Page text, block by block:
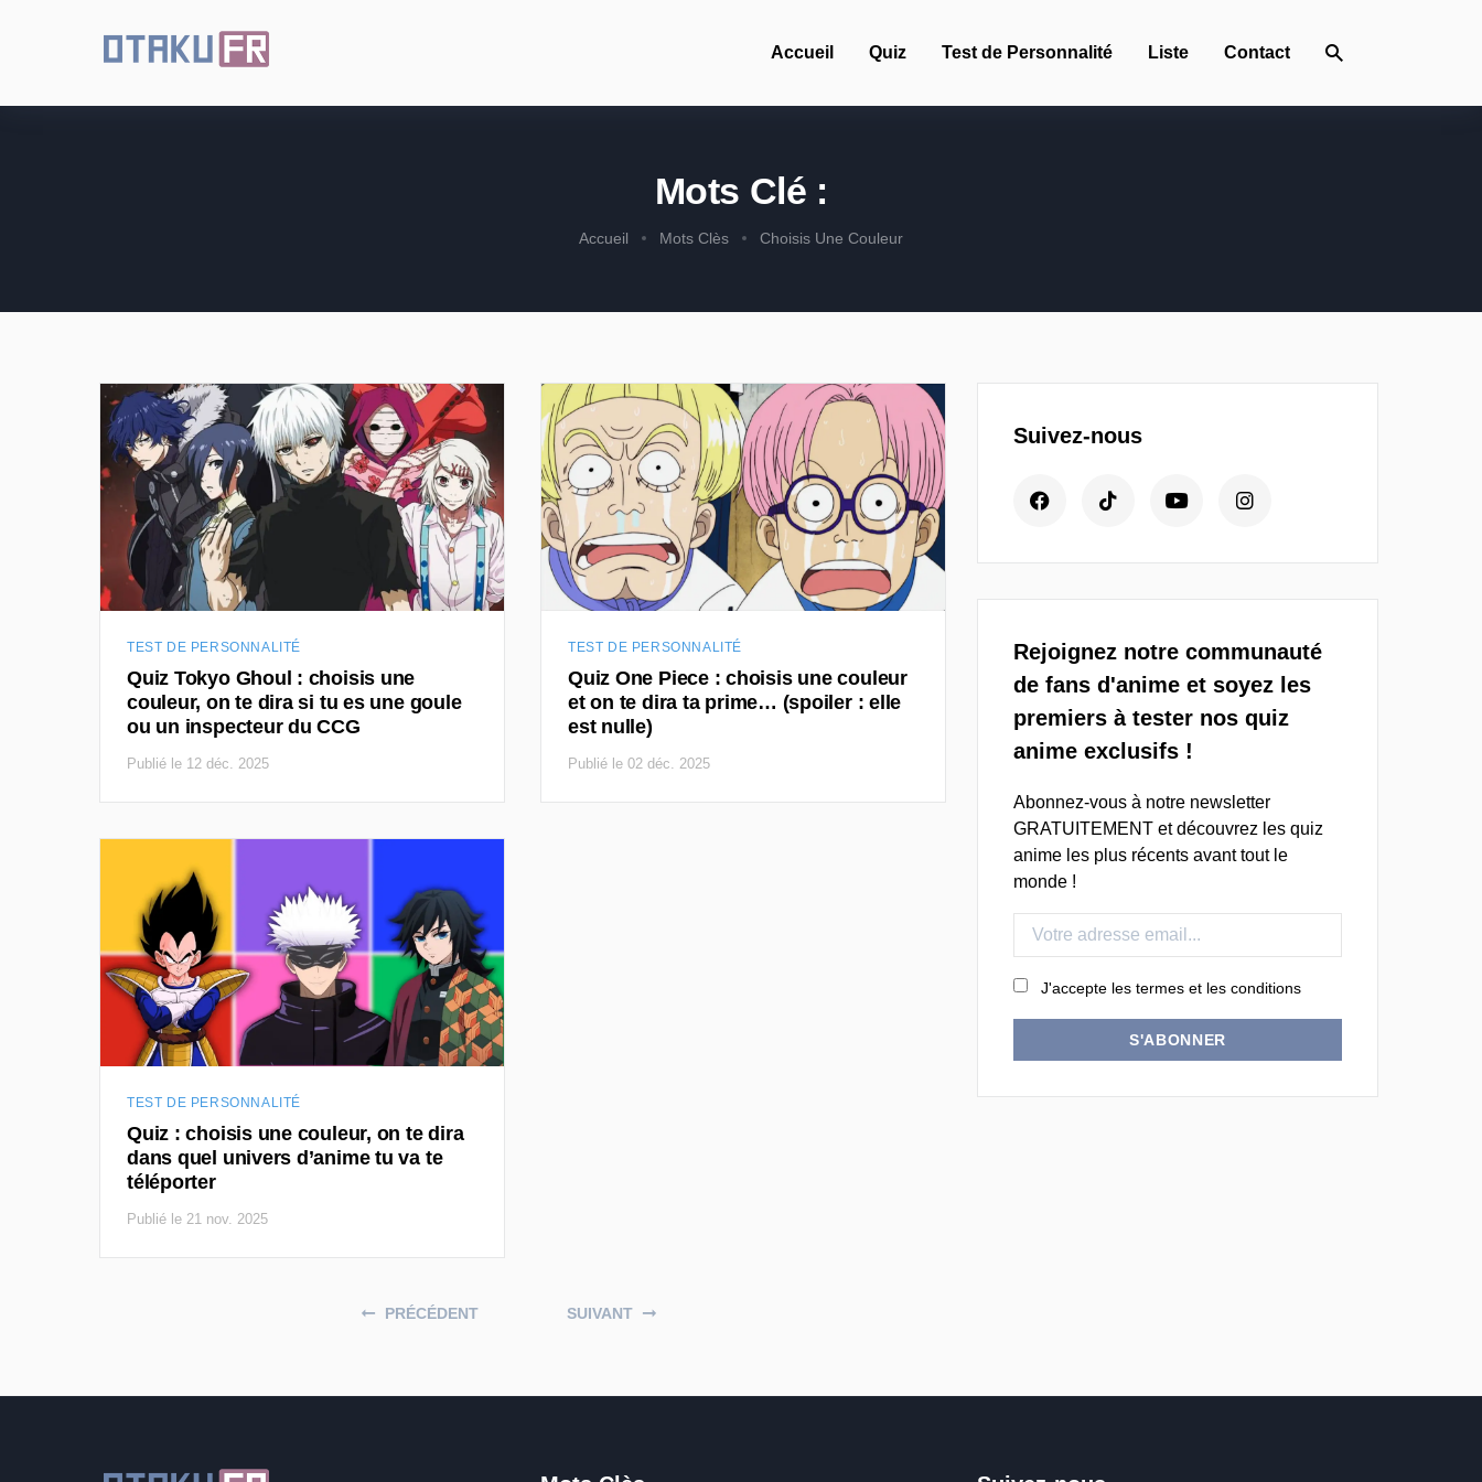
Accueil Quiz Test de Personnalité Liste Contact
Mots Clé :
Accueil Mots Clès Choisis Une Couleur
TEST DE PERSONNALITÉ
Quiz Tokyo Ghoul : choisis une
couleur, on te dira si tu es une goule
ou un inspecteur du CCG
Publié le 12 déc. 2025
TEST DE PERSONNALITÉ
Quiz One Piece : choisis une couleur
et on te dira ta prime… (spoiler : elle
est nulle)
Publié le 02 déc. 2025
TEST DE PERSONNALITÉ
Quiz : choisis une couleur, on te dira
dans quel univers d’anime tu va te
téléporter
Publié le 21 nov. 2025
PRÉCÉDENT SUIVANT
Suivez-nous
Rejoignez notre communauté
de fans d'anime et soyez les
premiers à tester nos quiz
anime exclusifs !
Abonnez-vous à notre newsletter
GRATUITEMENT et découvrez les quiz
anime les plus récents avant tout le
monde !
J'accepte les termes et les conditions
S'ABONNER